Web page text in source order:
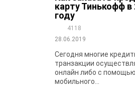
карту Тинькофф в
году
4118
28.06.2019
Сегодня многие
транзакции
онлайн либо с помощью
мобильного...